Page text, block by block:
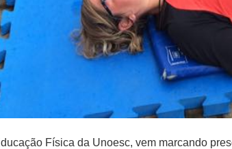
Física da Unoesc, vem marcando